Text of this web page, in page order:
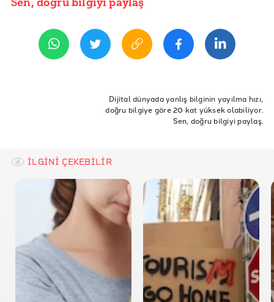
Sen, doğru bilgiyi paylaş
Dijital dünyada yanlış bilginin yayılma hızı,
doğru bilgiye göre 20 kat yüksek olabiliyor.
Sen, doğru bilgiyi paylaş.
İLGİNİ ÇEKEBİLİR